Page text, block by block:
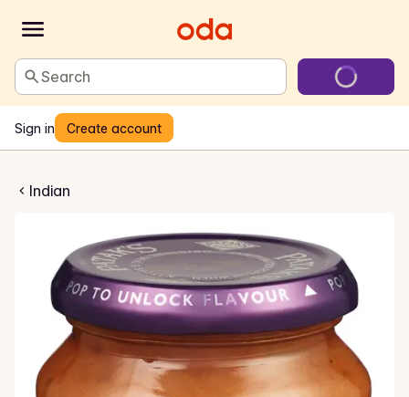
Search
Sign in Create account
Indian
Tikka Masala